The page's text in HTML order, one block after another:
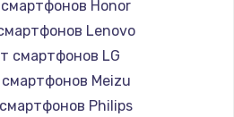
Honor
Lenovo
смартфонов LG
Meizu
Philips